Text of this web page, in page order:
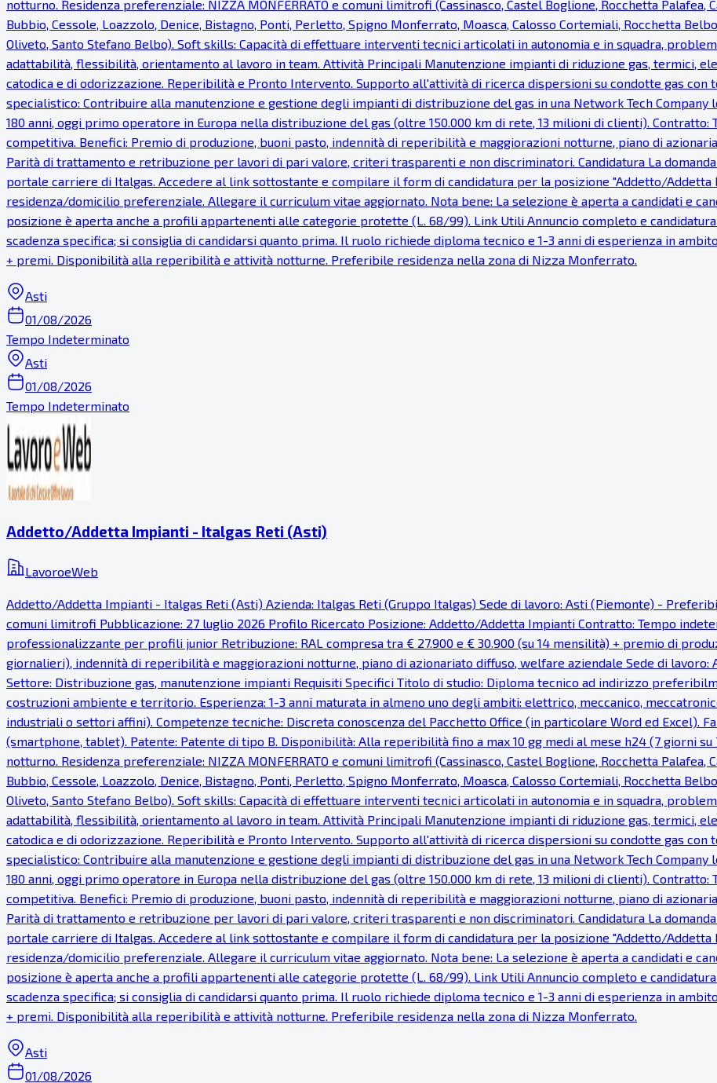
notturno. Residenza preferenziale: NIZZA MONFERRATO e comuni limitrofi (Cassinasco, Castel Boglione, Rocchetta Palafea,
Bubbio, Cessole, Loazzolo, Denice, Bistagno, Ponti, Perletto, Spigno Monferrato, Moasca, Calosso Cortemiali, Rocchetta
Oliveto, Santo Stefano Belbo). Soft skills: Capacità di effettuare interventi tecnici articolati in autonomia e in squadra,
adattabilità, flessibilità, orientamento al lavoro in team. Attività Principali Manutenzione impianti di riduzione gas, termici,
catodica e di odorizzazione. Reperibilità e Pronto Intervento. Supporto all'attività di ricerca dispersioni su condotte gas con
specialistico: Contribuire alla manutenzione e gestione degli impianti di distribuzione del gas in una Network Tech Company
180 anni, oggi primo operatore in Europa nella distribuzione del gas (oltre 150.000 km di rete, 13 milioni di clienti). Contratto:
competitiva. Benefici: Premio di produzione, buoni pasto, indennità di reperibilità e maggiorazioni notturne, piano di
Parità di trattamento e retribuzione per lavori di pari valore, criteri trasparenti e non discriminatori. Candidatura La
portale carriere di Italgas. Accedere al link sottostante e compilare il form di candidatura per la posizione "Addetto/Addetta
residenza/domicilio preferenziale. Allegare il curriculum vitae aggiornato. Nota bene: La selezione è aperta a candidati e
posizione è aperta anche a profili appartenenti alle categorie protette (L. 68/99). Link Utili Annuncio completo e
scadenza specifica; si consiglia di candidarsi quanto prima. Il ruolo richiede diploma tecnico e 1-3 anni di esperienza in
+ premi. Disponibilità alla reperibilità e attività notturne. Preferibile residenza nella zona di Nizza Monferrato.
Asti
01/08/2026
Tempo Indeterminato
Asti
01/08/2026
Tempo Indeterminato
Addetto/Addetta Impianti - Italgas Reti (Asti)
LavoroeWeb
Addetto/Addetta Impianti - Italgas Reti (Asti) Azienda: Italgas Reti (Gruppo Italgas) Sede di lavoro: Asti (Piemonte) -
comuni limitrofi Pubblicazione: 27 luglio 2026 Profilo Ricercato Posizione: Addetto/Addetta Impianti Contratto: Tempo
professionalizzante per profili junior Retribuzione: RAL compresa tra € 27.900 e € 30.900 (su 14 mensilità) + premio di
giornalieri), indennità di reperibilità e maggiorazioni notturne, piano di azionariato diffuso, welfare aziendale Sede di lavoro:
Settore: Distribuzione gas, manutenzione impianti Requisiti Specifici Titolo di studio: Diploma tecnico ad indirizzo
costruzioni ambiente e territorio. Esperienza: 1-3 anni maturata in almeno uno degli ambiti: elettrico, meccanico,
industriali o settori affini). Competenze tecniche: Discreta conoscenza del Pacchetto Office (in particolare Word ed Excel).
(smartphone, tablet). Patente: Patente di tipo B. Disponibilità: Alla reperibilità fino a max 10 gg medi al mese h24 (7 giorni
notturno. Residenza preferenziale: NIZZA MONFERRATO e comuni limitrofi (Cassinasco, Castel Boglione, Rocchetta Palafea,
Bubbio, Cessole, Loazzolo, Denice, Bistagno, Ponti, Perletto, Spigno Monferrato, Moasca, Calosso Cortemiali, Rocchetta
Oliveto, Santo Stefano Belbo). Soft skills: Capacità di effettuare interventi tecnici articolati in autonomia e in squadra,
adattabilità, flessibilità, orientamento al lavoro in team. Attività Principali Manutenzione impianti di riduzione gas, termici,
catodica e di odorizzazione. Reperibilità e Pronto Intervento. Supporto all'attività di ricerca dispersioni su condotte gas con
specialistico: Contribuire alla manutenzione e gestione degli impianti di distribuzione del gas in una Network Tech Company
180 anni, oggi primo operatore in Europa nella distribuzione del gas (oltre 150.000 km di rete, 13 milioni di clienti). Contratto:
competitiva. Benefici: Premio di produzione, buoni pasto, indennità di reperibilità e maggiorazioni notturne, piano di
Parità di trattamento e retribuzione per lavori di pari valore, criteri trasparenti e non discriminatori. Candidatura La
portale carriere di Italgas. Accedere al link sottostante e compilare il form di candidatura per la posizione "Addetto/Addetta
residenza/domicilio preferenziale. Allegare il curriculum vitae aggiornato. Nota bene: La selezione è aperta a candidati e
posizione è aperta anche a profili appartenenti alle categorie protette (L. 68/99). Link Utili Annuncio completo e
scadenza specifica; si consiglia di candidarsi quanto prima. Il ruolo richiede diploma tecnico e 1-3 anni di esperienza in
+ premi. Disponibilità alla reperibilità e attività notturne. Preferibile residenza nella zona di Nizza Monferrato.
Asti
01/08/2026